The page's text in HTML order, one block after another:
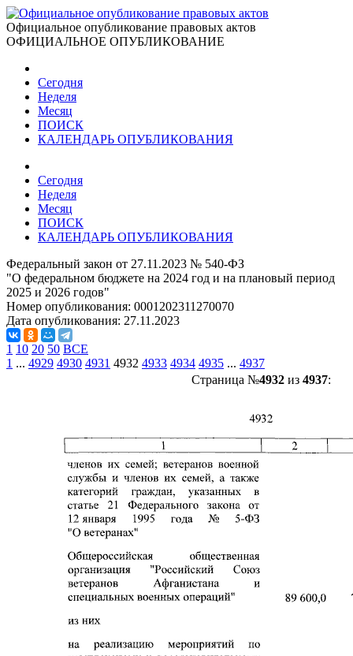
Официальное опубликование правовых актов
ОФИЦИАЛЬНОЕ ОПУБЛИКОВАНИЕ
Сегодня
Неделя
Месяц
ПОИСК
КАЛЕНДАРЬ ОПУБЛИКОВАНИЯ
Сегодня
Неделя
Месяц
ПОИСК
КАЛЕНДАРЬ ОПУБЛИКОВАНИЯ
Федеральный закон от 27.11.2023 № 540-ФЗ
"О федеральном бюджете на 2024 год и на плановый период
2025 и 2026 годов"
Номер опубликования: 0001202311270070
Дата опубликования: 27.11.2023
1 10 20 50 ВСЕ
1 ... 4929 4930 4931 4932 4933 4934 4935 ... 4937
Страница №4932из 4937: